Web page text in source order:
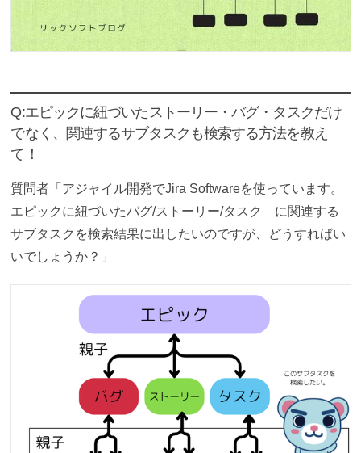
Q:エピックに紐づいたストーリー・バグ・タスクだけ
でなく、関連するサブタスクも検索する方法を教え
て！
質問者「アジャイル開発でJira Softwareを使っています。
エピックに紐づいたバグ/ストーリー/タスク に関連する
サブタスクを検索結果に出したいのですが、どうすればい
いでしょうか？」